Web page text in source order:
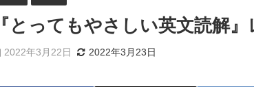
『とってもやさしい英文読解
2022年3月22日 2022年3月23日